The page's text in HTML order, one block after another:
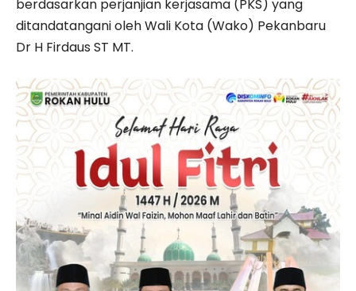
berdasarkan perjanjian kerjasama (PKS) yang
ditandatangani oleh Wali Kota (Wako) Pekanbaru
Dr H Firdaus ST MT.